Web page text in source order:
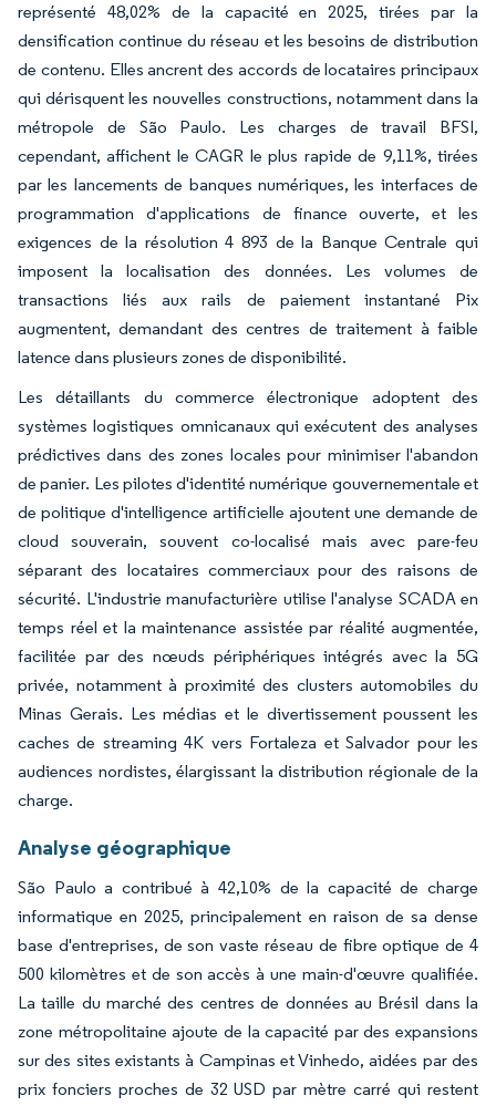
représenté 48,02% de la capacité en 2025, tirées par la
densification continue du réseau et les besoins de distribution
de contenu. Elles ancrent des accords de locataires principaux
qui dérisquent les nouvelles constructions, notamment dans la
métropole de São Paulo. Les charges de travail BFSI,
cependant, affichent le CAGR le plus rapide de 9,11%, tirées
par les lancements de banques numériques, les interfaces de
programmation d'applications de finance ouverte, et les
exigences de la résolution 4 893 de la Banque Centrale qui
imposent la localisation des données. Les volumes de
transactions liés aux rails de paiement instantané Pix
augmentent, demandant des centres de traitement à faible
latence dans plusieurs zones de disponibilité.
Les détaillants du commerce électronique adoptent des
systèmes logistiques omnicanaux qui exécutent des analyses
prédictives dans des zones locales pour minimiser l'abandon
de panier. Les pilotes d'identité numérique gouvernementale et
de politique d'intelligence artificielle ajoutent une demande de
cloud souverain, souvent co-localisé mais avec pare-feu
séparant des locataires commerciaux pour des raisons de
sécurité. L'industrie manufacturière utilise l'analyse SCADA en
temps réel et la maintenance assistée par réalité augmentée,
facilitée par des nœuds périphériques intégrés avec la 5G
privée, notamment à proximité des clusters automobiles du
Minas Gerais. Les médias et le divertissement poussent les
caches de streaming 4K vers Fortaleza et Salvador pour les
audiences nordistes, élargissant la distribution régionale de la
charge.
Analyse géographique
São Paulo a contribué à 42,10% de la capacité de charge
informatique en 2025, principalement en raison de sa dense
base d'entreprises, de son vaste réseau de fibre optique de 4
500 kilomètres et de son accès à une main-d'œuvre qualifiée.
La taille du marché des centres de données au Brésil dans la
zone métropolitaine ajoute de la capacité par des expansions
sur des sites existants à Campinas et Vinhedo, aidées par des
prix fonciers proches de 32 USD par mètre carré qui restent